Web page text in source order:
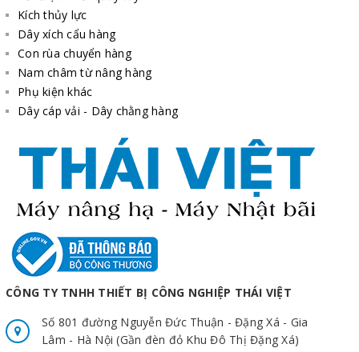
Kích thủy lực
Dây xích cẩu hàng
Con rùa chuyển hàng
Nam châm từ nâng hàng
Phụ kiện khác
Dây cáp vải - Dây chằng hàng
CÔNG TY TNHH THIẾT BỊ CÔNG NGHIỆP THÁI VIỆT
Số 801 đường Nguyễn Đức Thuận - Đặng Xá - Gia
Lâm - Hà Nội (Gần đèn đỏ Khu Đô Thị Đặng Xá)